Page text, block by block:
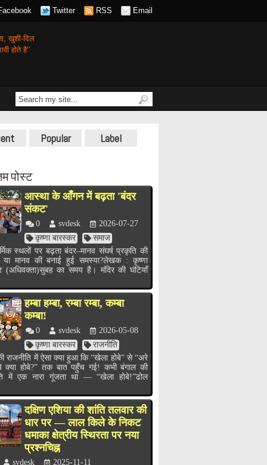
Twitter RSS Email
खुशी-दिल
होते है’’
Popular Label
पोस्ट
आस्था के आँगन में बढ़ता 'बंदर
संकट'
0 svdesk
2026-07-27
कृष्णा बारस्कर
समाज
स्थलों पर बढ़ता बंदर–मानव संघर्ष प्रकृति की
मानव की बनाई हुई समस्या?लेखक : कृष्णा
(अधिवक्ता)सुबह का समय है। मंदिर की घंटियाँ
हम्बा हम्बा, रम्बा रम्बा, कम्बा
कम्बा!
0 svdesk
2026-05-08
कृष्णा बारस्कर
राजनीति
राजनीति में ऐसा क्या हुआ कि “खेला होबे” से “अरे
क्या होबे?” तक बात पहुँच गई! कभी बंगाल की
में एक नारा गूंजता था — “खेला होबे!”ढोल
दक्षिण एशिया की शांति तलवार की
धार पर — लाल किले के निकट
धमाका क्षेत्रीय स्थिरता पर नया
प्रश्नचिह्न
svdesk
2025-11-11